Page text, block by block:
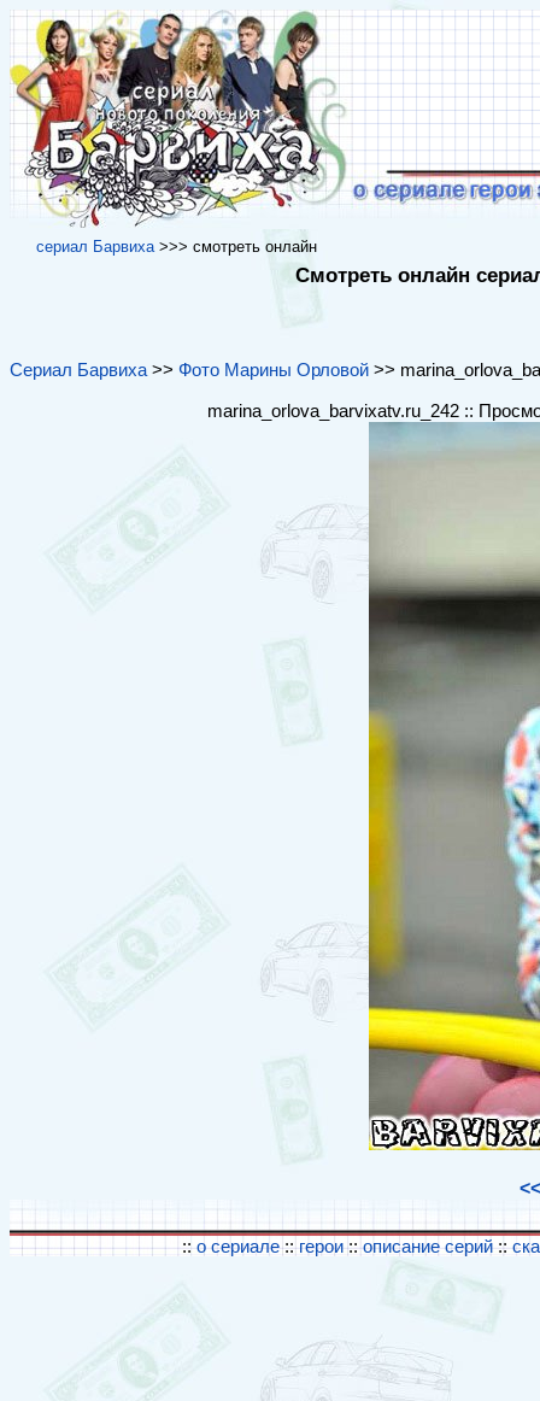
cериал Барвиха>>> cмотреть онлайн
Смотреть онлайн
Сериал Барвиха >> Фото Марины Орловой >>
marina_orlova_barvixatv.ru_242 ::
<<
:: о сериале:: герои::описание серий::